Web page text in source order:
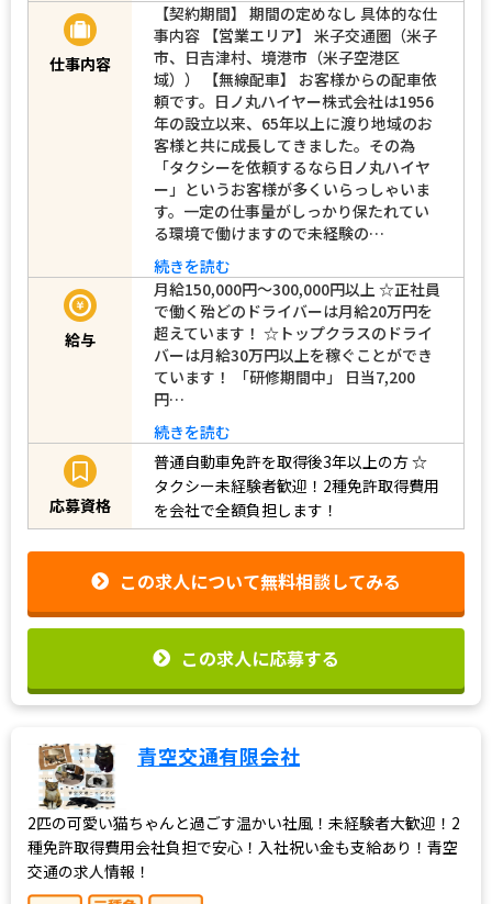
仕事内容
【契約期間】 期間の定めなし 具体的な仕
事内容 【営業エリア】 米子交通圏（米子
市、日吉津村、境港市（米子空港区
域）） 【無線配車】 お客様からの配車依
頼です。日ノ丸ハイヤー株式会社は1956
年の設立以来、65年以上に渡り地域のお
客様と共に成長してきました。その為
「タクシーを依頼するなら日ノ丸ハイヤ
ー」というお客様が多くいらっしゃいま
す。一定の仕事量がしっかり保たれてい
る環境で働けますので未経験の…
続きを読む
給与
月給150,000円～300,000円以上 ☆正社員
で働く殆どのドライバーは月給20万円を
超えています！ ☆トップクラスのドライ
バーは月給30万円以上を稼ぐことができ
ています！ 「研修期間中」 日当7,200
円…
続きを読む
応募資格
普通自動車免許を取得後3年以上の方☆
タクシー未経験者歓迎！2種免許取得費用
を会社で全額負担します！
この求人について無料相談してみる
この求人に応募する
青空交通有限会社
2匹の可愛い猫ちゃんと過ごす温かい社風！未経験者大歓迎！2
種免許取得費用会社負担で安心！入社祝い金も支給あり！青空
交通の求人情報！